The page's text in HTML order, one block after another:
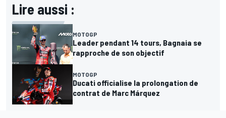
Lire aussi :
MOTOGP
Leader pendant 14 tours, Bagnaia se
rapproche de son objectif
MOTOGP
Ducati officialise la prolongation de
contrat de Marc Márquez